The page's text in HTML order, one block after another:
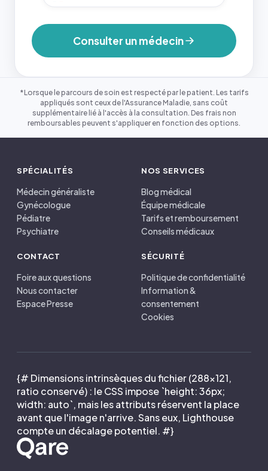
Consulter un médecin
*Lorsque le parcours de soin est respecté par le patient. Les tarifs
appliqués sont ceux de l'Assurance Maladie, sans coût
supplémentaire lié à l'accès à la consultation. Des frais non
remboursables peuvent s'appliquer en fonction des options.
SPÉCIALITÉS
Médecin généraliste
Gynécologue
Pédiatre
Psychiatre
NOS SERVICES
Blog médical
Équipe médicale
Tarifs et remboursement
Conseils médicaux
CONTACT
Foire aux questions
Nous contacter
Espace Presse
SÉCURITÉ
Politique de confidentialité
Information &
consentement
Cookies
{# Dimensions intrinsèques du fichier (288×121,
ratio conservé) : le CSS impose `height: 36px;
width: auto`, mais les attributs réservent la place
avant que l'image n'arrive. Sans eux, Lighthouse
compte un décalage potentiel. #}